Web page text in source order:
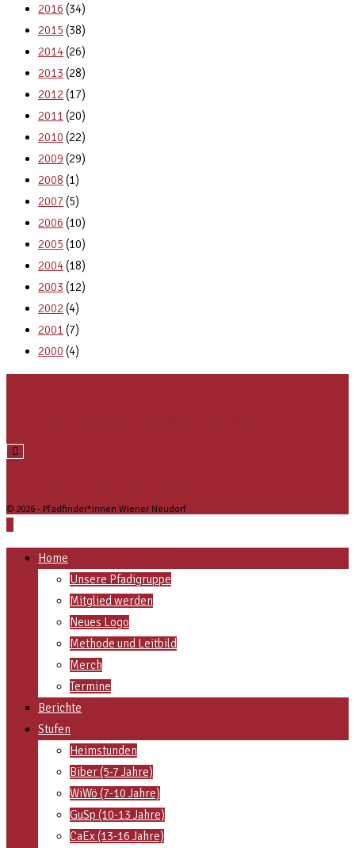
2016 (34)
2015 (38)
2014(26)
2013 (28)
2012 (17)
2011 (20)
2010 (22)
2009 (29)
2008 (1)
2007(5)
2006 (10)
2005 (10)
2004(18)
2003 (12)
2002 (4)
2001 (7)
2000 (4)
Hamburger Toggle Menu
© 2026 - Pfadfinder*innen Wiener Neudorf
Home
Unsere Pfadigruppe
Mitglied werden
Neues Logo
Methode und Leitbild
Merch
Termine
Berichte
Stufen
Heimstunden
Biber (5-7 Jahre)
WiWö (7-10 Jahre)
GuSp (10-13 Jahre)
CaEx (13-16 Jahre)